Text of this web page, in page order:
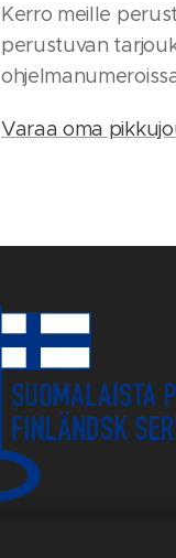
Kerro meille
perustuvan
Varaa oma